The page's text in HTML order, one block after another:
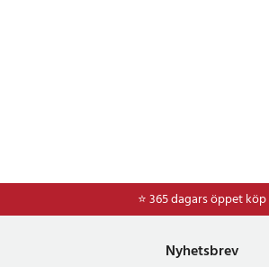
⭐ 365 dagars öppet köp
⭐Frakt 49kr *
Nyhetsbrev